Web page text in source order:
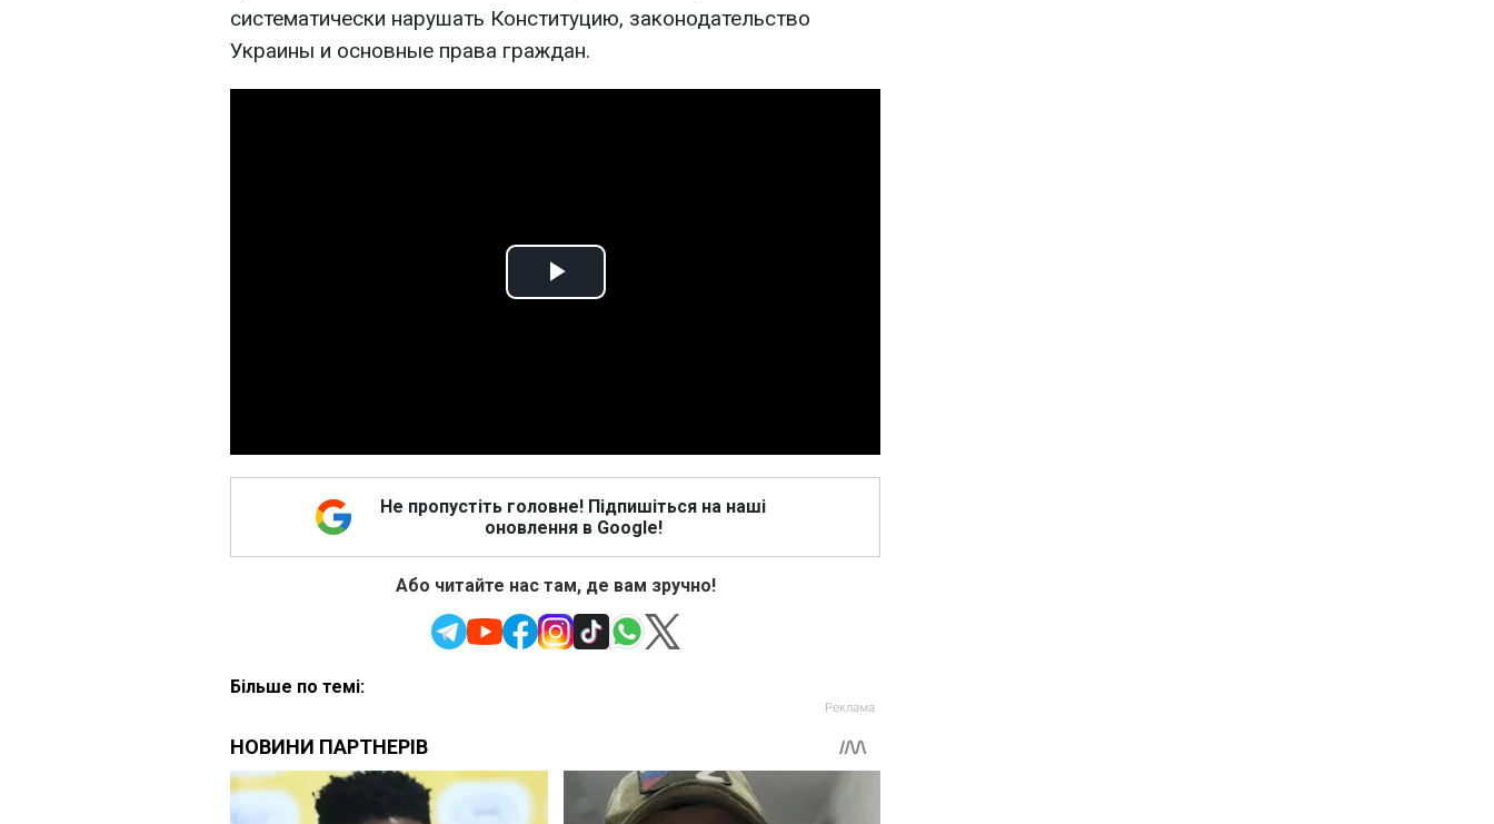
систематически нарушать Конституцию, законодательство
Украины и основные права граждан.
Play
Не пропустіть головне! Підпишіться на наші
оновлення в Google!
Або читайте нас там, де вам зручно!
Більше по темі: